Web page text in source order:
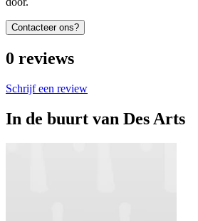
Contacteer ons?
0 reviews
Schrijf een review
In de buurt van Des Arts